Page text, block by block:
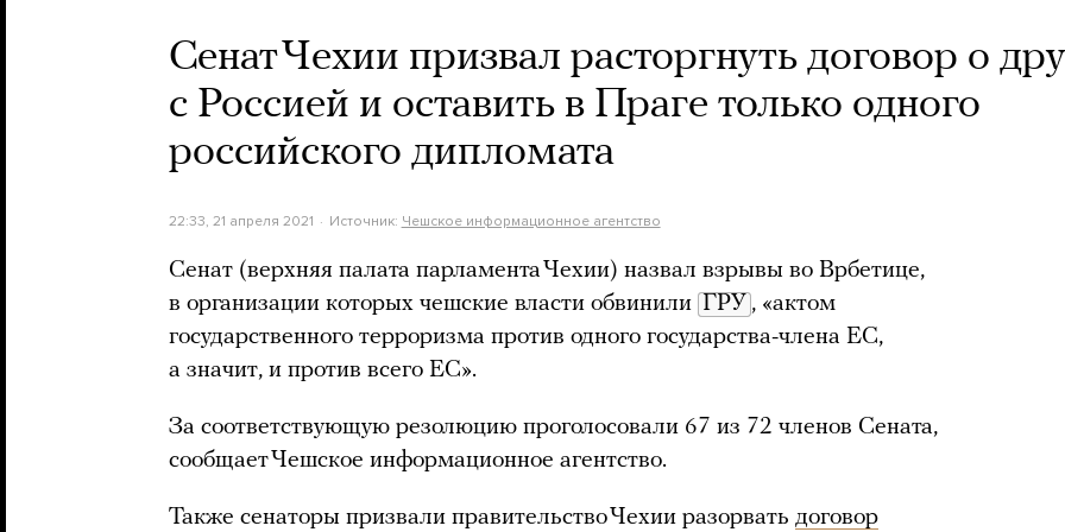
Сенат Чехии призвал расторгнуть договор о
с Россией и оставить в Праге только одного
российского дипломата
22:33, 21 апреля 2021 Источник: Чешское информационное агентство
Сенат (верхняя палата парламента Чехии) назвал взрывы во Врбетице,
в организации которых чешские власти обвинили ГРУ , «актом
государственного терроризма против одного государства-члена ЕС,
а значит, и против всего ЕС».
За соответствующую резолюцию проголосовали 67 из 72 членов Сената,
сообщает Чешское информационное агентство.
Также сенаторы призвали правительство Чехии разорвать договор